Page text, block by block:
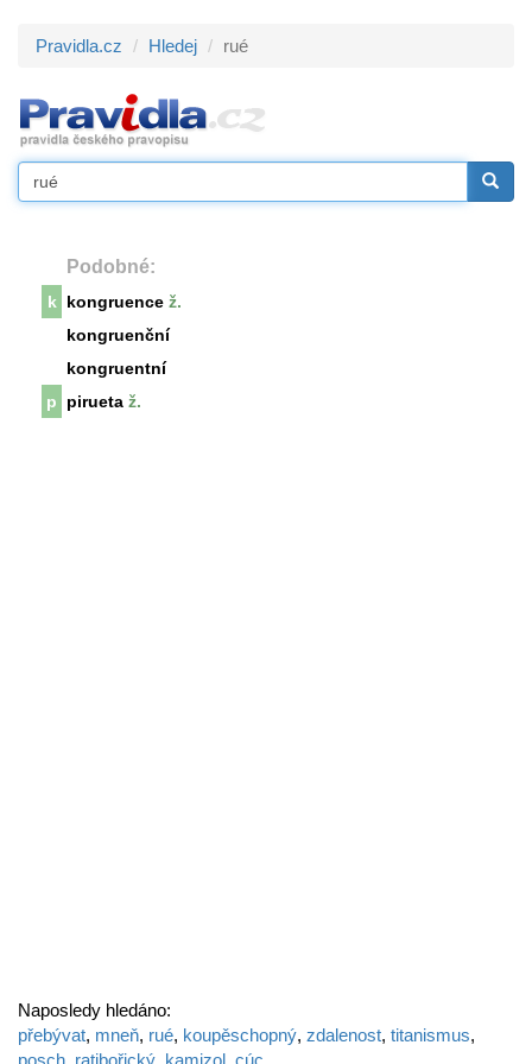
Pravidla.cz Hledej rué
Podobné:
k kongruence ž.
kongruenční
kongruentní
p
pirueta ž.
Naposledy hledáno:
přebývat, mneň, rué, koupěschopný, zdalenost, titanismus,
posch ratibořický kamizol cúc